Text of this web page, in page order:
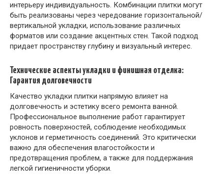
интерьеру индивидуальность. Комбинации плитки могут
быть реализованы через чередование горизонтальной/
вертикальной укладки, использование различных
форматов или создание акцентных стен. Такой подход
придает пространству глубину и визуальный интерес.
Технические аспекты укладки и финишная отделка:
Гарантия долговечности
Качество укладки плитки напрямую влияет на
долговечность и эстетику всего ремонта ванной.
Профессиональное выполнение работ гарантирует
ровность поверхностей, соблюдение необходимых
уклонов и герметичность соединений. Это критически
важно для обеспечения влагостойкости и
предотвращения проблем, а также для поддержания
легкой гигиеничности уборки.